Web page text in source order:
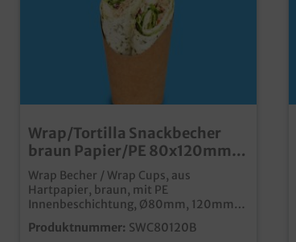
Wrap/Tortilla Snackbecher
braun Papier/PE 80x120mm
1000St
Wrap Becher / Wrap Cups, aus
Hartpapier, braun, mit PE
Innenbeschichtung, Ø80mm, 120mm
hoch, 150ml, 50 Stück in Poly, 1.000
Stück im Karton praktische Verpackung
Produktnummer: SWC80120B